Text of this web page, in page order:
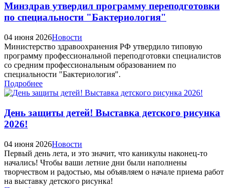
Минздрав утвердил программу переподготовки
по специальности "Бактериология"
04 июня 2026Новости
Министерство здравоохранения РФ утвердило типовую
программу профессиональной переподготовки специалистов
со средним профессиональным образованием по
специальности "Бактериология".
Подробнее
День защиты детей! Выставка детского рисунка
2026!
04 июня 2026Новости
Первый день лета, и это значит, что каникулы наконец-то
начались! Чтобы ваши летние дни были наполнены
творчеством и радостью, мы объявляем о начале приема работ
на выставку детского рисунка!